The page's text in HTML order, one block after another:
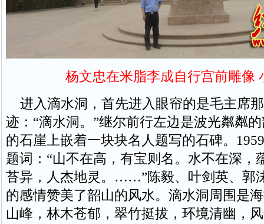
杨文忠在米脂李成自行宫前雕像
进入滴水洞，首先进入眼帘的是毛主席
迹：“滴水洞。”继尔前行左边是波光粼粼
的石崖上嵌着一块块名人题写的石碑。
题词：“山不在高，有宝则名。水不在深，
苔异，人杰地灵。……”陈毅、叶剑英、郭
的感情赞美了韶山的风水。滴水洞周围是
山峰，林木苍郁，翠竹挺拔，环境清幽，